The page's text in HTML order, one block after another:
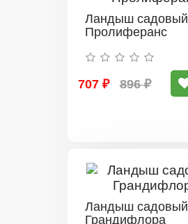
Ландыш садовый
Пролиферанс
707 ₽ 896 ₽
Ландыш садовый
Грандифлора